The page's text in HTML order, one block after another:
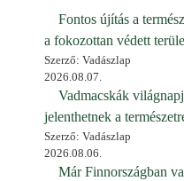
Fontos újítás a
a fokozottan védett
Szerző: Vadászlap
2026.08.07.
Vadmacskák
jelenthetnek a
Szerző: Vadászlap
2026.08.06.
Már Finnországban